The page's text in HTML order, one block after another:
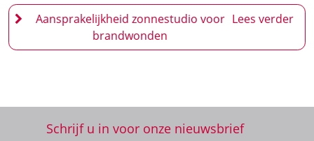
Aansprakelijkheid zonnestudio voor
brandwonden
Schrijf u in voor onze nieuwsbrief